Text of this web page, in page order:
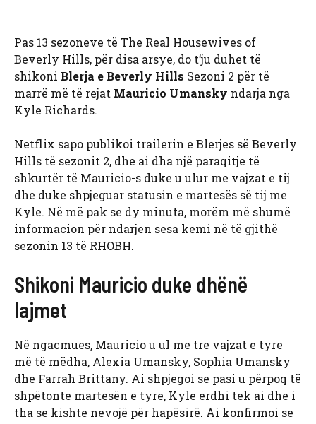
Pas 13 sezoneve të The Real Housewives of
Beverly Hills, për disa arsye, do t’ju duhet të
shikoni Blerja e Beverly Hills Sezoni 2 për të
marrë më të rejat Mauricio Umansky ndarja nga
Kyle Richards.
Netflix sapo publikoi trailerin e Blerjes së Beverly
Hills të sezonit 2, dhe ai dha një paraqitje të
shkurtër të Mauricio-s duke u ulur me vajzat e tij
dhe duke shpjeguar statusin e martesës së tij me
Kyle. Në më pak se dy minuta, morëm më shumë
informacion për ndarjen sesa kemi në të gjithë
sezonin 13 të RHOBH.
Shikoni Mauricio duke dhënë
lajmet
Në ngacmues, Mauricio u ul me tre vajzat e tyre
më të mëdha, Alexia Umansky, Sophia Umansky
dhe Farrah Brittany. Ai shpjegoi se pasi u përpoq të
shpëtonte martesën e tyre, Kyle erdhi tek ai dhe i
tha se kishte nevojë për hapësirë. Ai konfirmoi se